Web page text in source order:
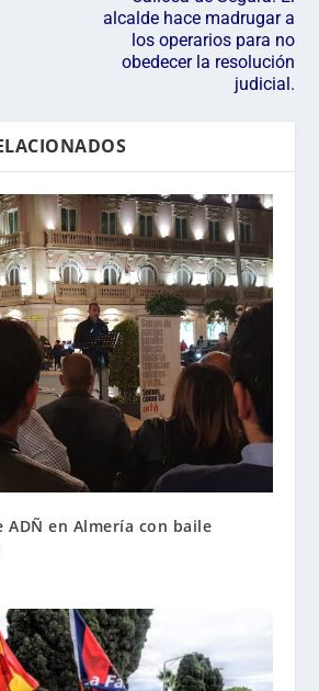
alcalde hace madrugar a
los operarios para no
obedecer la resolución
judicial.
ADÑ en Almería con baile